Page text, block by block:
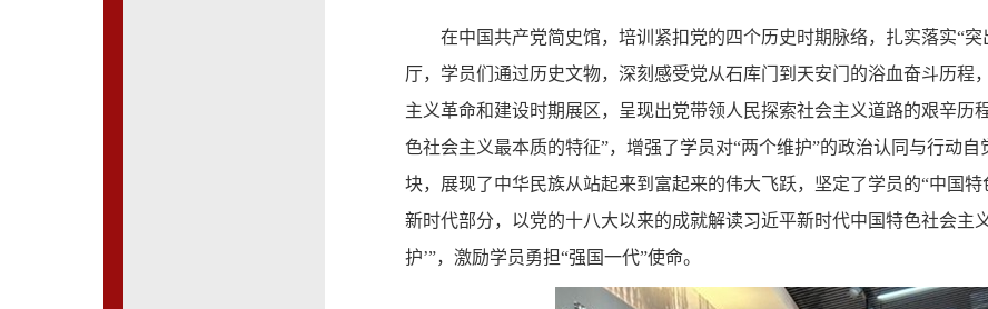
在中国共产党简史馆，培训紧扣党的四个历史时期脉络，扎实落实“
厅，学员们通过历史文物，深刻感受党从石库门到天安门的浴血奋斗历程
主义革命和建设时期展区，呈现出党带领人民探索社会主义道路的艰辛历
色社会主义最本质的特征”，增强了学员对“两个维护”的政治认同与行动
块，展现了中华民族从站起来到富起来的伟大飞跃，坚定了学员的“中国
新时代部分，以党的十八大以来的成就解读习近平新时代中国特色社会主
护’”，激励学员勇担“强国一代”使命。